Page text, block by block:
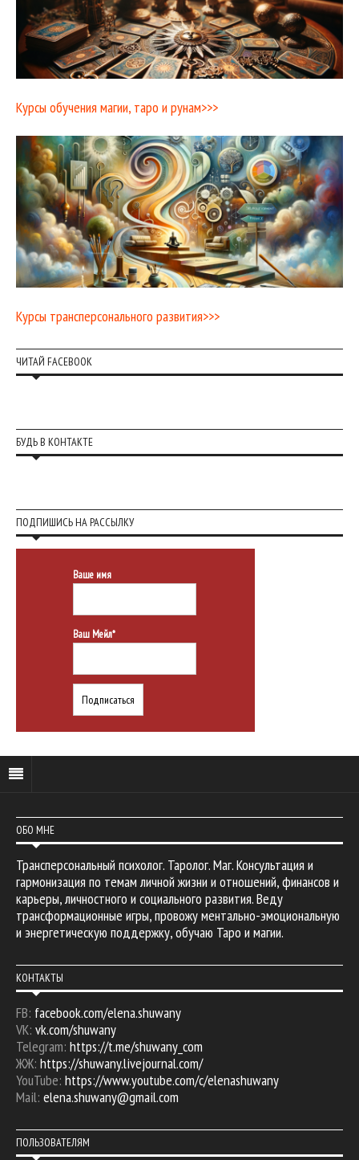
Курсы обучения магии, таро и рунам>>>
Курсы трансперсонального развития>>>
ЧИТАЙ FACEBOOK
БУДЬ В КОНТАКТЕ
ПОДПИШИСЬ НА РАССЫЛКУ
Ваше имя
Ваш Мейл*
ОБО МНЕ
Трансперсональный психолог. Таролог. Маг. Консультация и
гармонизация по темам личной жизни и отношений, финансов и
карьеры, личностного и социального развития. Веду
трансформационные игры, провожу ментально-эмоциональную
и энергетическую поддержку, обучаю Таро и магии.
КОНТАКТЫ
FB: facebook.com/elena.shuwany
VK: vk.com/shuwany
Telegram: https://t.me/shuwany_com
ЖЖ: https://shuwany.livejournal.com/
YouTube: https://www.youtube.com/c/elenashuwany
Mail: elena.shuwany@gmail.com
ПОЛЬЗОВАТЕЛЯМ